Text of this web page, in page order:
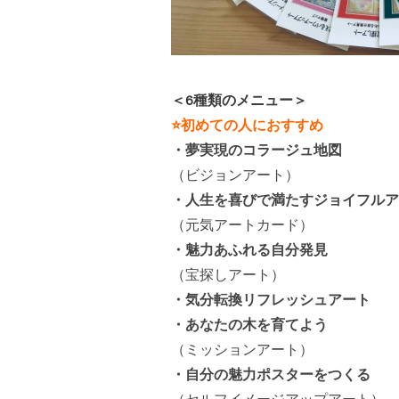
＜6種類のメニュー＞
⭐初めての人におすすめ
・夢実現のコラージュ地図
（ビジョンアート）
・人生を喜びで満たすジョイフル
（元気アートカード）
・魅力あふれる自分発見
（宝探しアート）
・気分転換リフレッシュアート
・あなたの木を育てよう
（ミッションアート）
・自分の魅力ポスターをつくる